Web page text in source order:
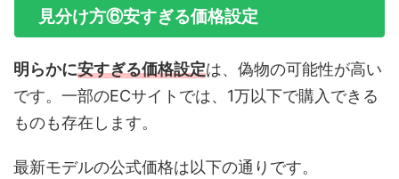
見分け方⑥安すぎる価格設定
明らかに安すぎる価格設定は、偽物の可能性が高い
です。一部のECサイトでは、1万以下で購入できる
ものも存在します。
最新モデルの公式価格は以下の通りです。